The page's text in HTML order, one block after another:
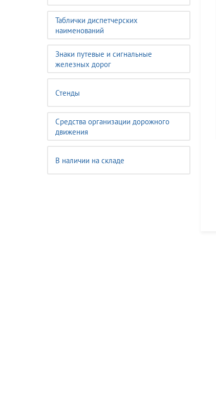
Таблички диспетчерских
наименований
Знаки путевые и сигнальные
железных дорог
Стенды
Средства организации дорожного
движения
В наличии на складе